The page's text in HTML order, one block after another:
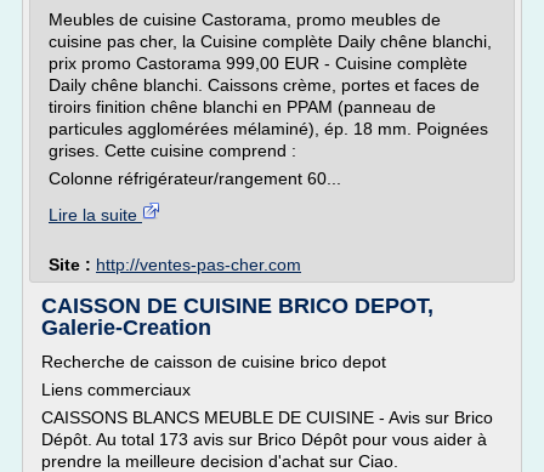
Meubles de cuisine Castorama, promo meubles de
cuisine pas cher, la Cuisine complète Daily chêne blanchi,
prix promo Castorama 999,00 EUR - Cuisine complète
Daily chêne blanchi. Caissons crème, portes et faces de
tiroirs finition chêne blanchi en PPAM (panneau de
particules agglomérées mélaminé), ép. 18 mm. Poignées
grises. Cette cuisine comprend :
Colonne réfrigérateur/rangement 60...
Lire la suite
Site : http://ventes-pas-cher.com
CAISSON DE CUISINE BRICO DEPOT,
Galerie-Creation
Recherche de caisson de cuisine brico depot
Liens commerciaux
CAISSONS BLANCS MEUBLE DE CUISINE - Avis sur Brico
Dépôt. Au total 173 avis sur Brico Dépôt pour vous aider à
prendre la meilleure decision d'achat sur Ciao.